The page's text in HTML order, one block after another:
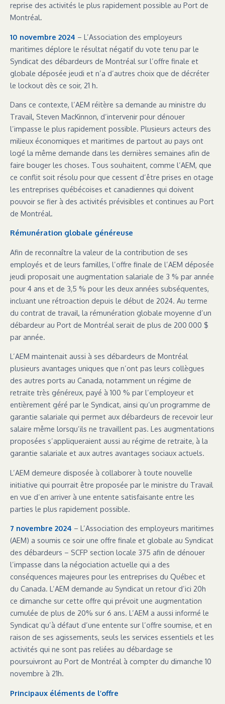
reprise des activités le plus rapidement possible au Port de
Montréal.
10 novembre 2024 – L’Association des employeurs
maritimes déplore le résultat négatif du vote tenu par le
Syndicat des débardeurs de Montréal sur l’offre finale et
globale déposée jeudi et n’a d’autres choix que de décréter
le lockout dès ce soir, 21 h.
Dans ce contexte, l’AEM réitère sa demande au ministre du
Travail, Steven MacKinnon, d’intervenir pour dénouer
l’impasse le plus rapidement possible. Plusieurs acteurs des
milieux économiques et maritimes de partout au pays ont
logé la même demande dans les dernières semaines afin de
faire bouger les choses. Tous souhaitent, comme l’AEM, que
ce conflit soit résolu pour que cessent d’être prises en otage
les entreprises québécoises et canadiennes qui doivent
pouvoir se fier à des activités prévisibles et continues au Port
de Montréal.
Rémunération globale généreuse
Afin de reconnaître la valeur de la contribution de ses
employés et de leurs familles, l’offre finale de l’AEM déposée
jeudi proposait une augmentation salariale de 3 % par année
pour 4 ans et de 3,5 % pour les deux années subséquentes,
incluant une rétroaction depuis le début de 2024. Au terme
du contrat de travail, la rémunération globale moyenne d’un
débardeur au Port de Montréal serait de plus de 200 000 $
par année.
L’AEM maintenait aussi à ses débardeurs de Montréal
plusieurs avantages uniques que n’ont pas leurs collègues
des autres ports au Canada, notamment un régime de
retraite très généreux, payé à 100 % par l’employeur et
entièrement géré par le Syndicat, ainsi qu’un programme de
garantie salariale qui permet aux débardeurs de recevoir leur
salaire même lorsqu’ils ne travaillent pas. Les augmentations
proposées s’appliqueraient aussi au régime de retraite, à la
garantie salariale et aux autres avantages sociaux actuels.
L’AEM demeure disposée à collaborer à toute nouvelle
initiative qui pourrait être proposée par le ministre du Travail
en vue d’en arriver à une entente satisfaisante entre les
parties le plus rapidement possible.
7 novembre 2024 – L’Association des employeurs maritimes
(AEM) a soumis ce soir une offre finale et globale au Syndicat
des débardeurs – SCFP section locale 375 afin de dénouer
l’impasse dans la négociation actuelle qui a des
conséquences majeures pour les entreprises du Québec et
du Canada. L’AEM demande au Syndicat un retour d’ici 20h
ce dimanche sur cette offre qui prévoit une augmentation
cumulée de plus de 20% sur 6 ans. L’AEM a aussi informé le
Syndicat qu’à défaut d’une entente sur l’offre soumise, et en
raison de ses agissements, seuls les services essentiels et les
activités qui ne sont pas reliées au débardage se
poursuivront au Port de Montréal à compter du dimanche 10
novembre à 21h.
Principaux éléments de l’offre